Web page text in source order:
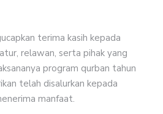
terima kasih kepada
relawan, serta pihak yang
program qurban tahun
telah disalurkan kepada
manfaat.